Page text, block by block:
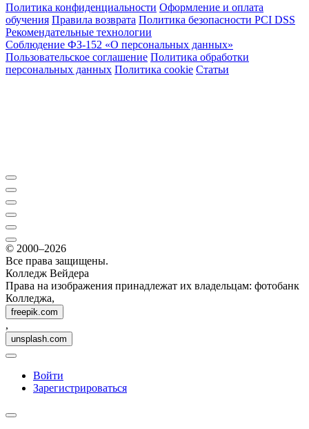
Политика конфиденциальности Оформление и оплата
обучения Правила возврата Политика безопасности PCI DSS
Рекомендательные технологии
Соблюдение ФЗ-152 «О персональ­ных данных»
Пользовательское соглашение Политика обработки
персональных данных Политика cookie Статьи
© 2000–2026
Все права защищены.
Колледж Вейдера
Права на изображения принадлежат их владельцам: фотобанк
Колледжа,
freepik.com
,
unsplash.com
Войти
Зарегистрироваться